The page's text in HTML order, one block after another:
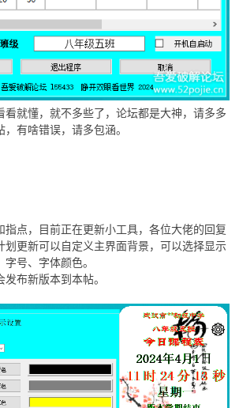
看就懂，就不多些了，论坛都是大神，请多多
有啥错误，请多包涵。
指点，目前正在更新小工具，各位大佬的回复
划更新可以自定义主界面背景，可以选择显示
号、字体颜色。
布新版本到本帖。